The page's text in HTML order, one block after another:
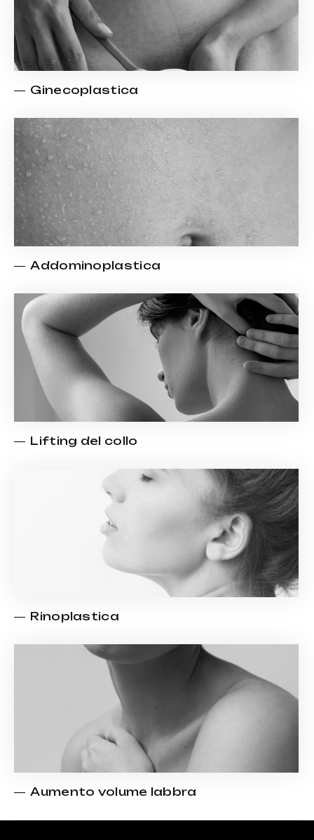
Ginecoplastica
Addominoplastica
Lifting del collo
Rinoplastica
Aumento volume labbra